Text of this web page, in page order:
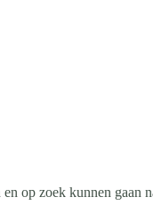
op zoek kunnen gaan